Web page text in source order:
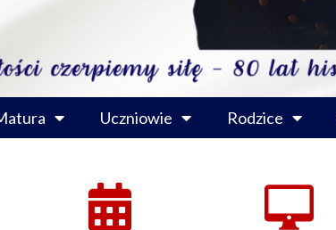
Uczniowie Rodzice